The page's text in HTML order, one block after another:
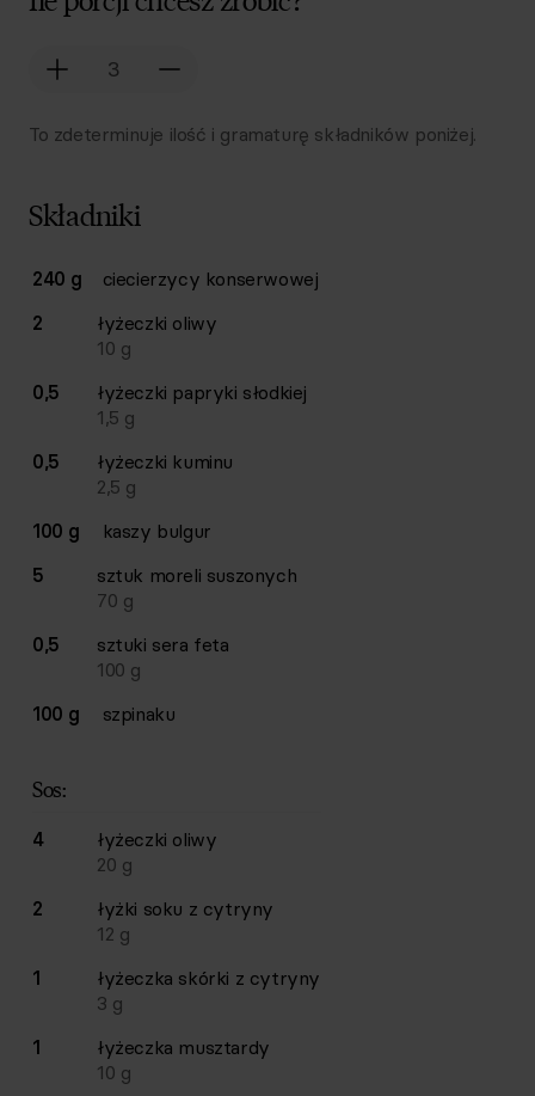
To zdeterminuje ilość i gramaturę składników poniżej.
Składniki
Lista składników przepisu z ilościami i wagami
Ilość Składnik
240 g
ciecierzycy konserwowej
2
łyżeczki oliwy
10 g
0,5
łyżeczki papryki słodkiej
1,5 g
0,5
łyżeczki kuminu
2,5 g
100 g
kaszy bulgur
5
sztuk moreli suszonych
70 g
0,5
sztuki sera feta
100 g
100 g
szpinaku
Sos:
4 łyżeczki oliwy
20 g
2
łyżki soku z cytryny
12 g
1
łyżeczka skórki z cytryny
3 g
1
łyżeczka musztardy
10 g